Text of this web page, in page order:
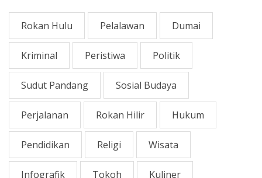
Rokan Hulu Pelalawan Dumai
Kriminal Peristiwa Politik
Sudut Pandang Sosial Budaya
Perjalanan Rokan Hilir Hukum
Pendidikan Religi Wisata
Infografik Tokoh Kuliner